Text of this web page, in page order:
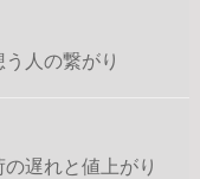
人の繋がり
遅れと値上がり